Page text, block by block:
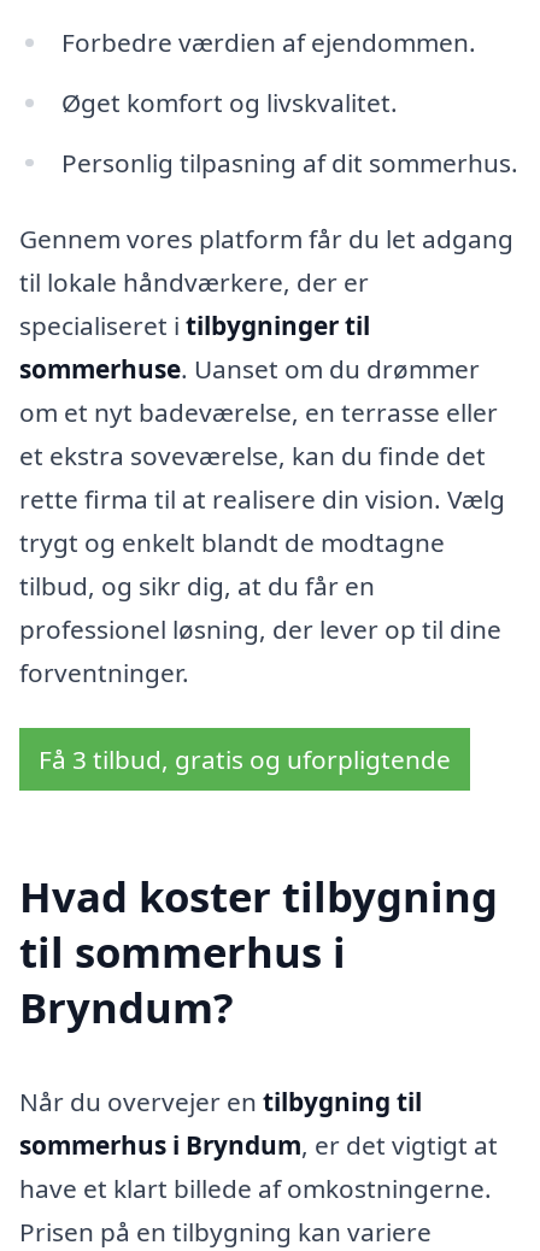
Forbedre værdien af ejendommen.
Øget komfort og livskvalitet.
Personlig tilpasning af dit sommerhus.
Gennem vores platform får du let adgang
til lokale håndværkere, der er
specialiseret i tilbygninger til
sommerhuse. Uanset om du drømmer
om et nyt badeværelse, en terrasse eller
et ekstra soveværelse, kan du finde det
rette firma til at realisere din vision. Vælg
trygt og enkelt blandt de modtagne
tilbud, og sikr dig, at du får en
professionel løsning, der lever op til dine
forventninger.
Få 3 tilbud, gratis og uforpligtende
Hvad koster tilbygning
til sommerhus i
Bryndum?
Når du overvejer en tilbygning til
sommerhus i Bryndum, er det vigtigt at
have et klart billede af omkostningerne.
Prisen på en tilbygning kan variere